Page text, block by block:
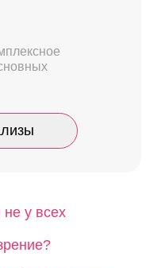
не у всех